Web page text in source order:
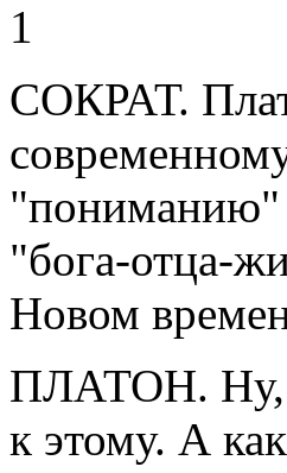
1
СОКРАТ.
"пониманию"
"бога-отца-
Новом
ПЛАТОН. Ну,
к этому. А